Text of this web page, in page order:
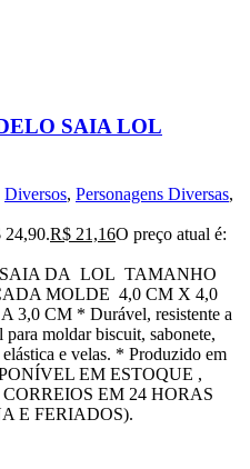
SAIA LOL
Diversos, Personagens Diversas,
24,90.R$ 21,16O preço atual é:
DA LOL TAMANHO
MOLDE 4,0 CM X 4,0
3,0 CM * Durável, resistente a
moldar biscuit, sabonete,
e velas. * Produzido em
EM ESTOQUE ,
EM 24 HORAS
E FERIADOS).